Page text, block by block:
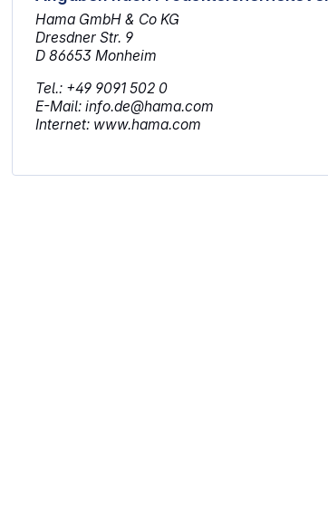
Hama GmbH & Co KG
Dresdner Str. 9
D 86653 Monheim
Tel.: +49 9091 502 0
E-Mail: info.de@hama.com
Internet: www.hama.com